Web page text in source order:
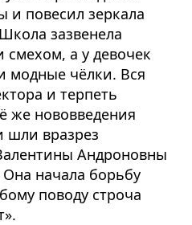
и повесил зеркала
зазвенела
смехом, а у девочек
модные чёлки. Вся
и терпеть
же нововведения
шли вразрез
Андроновны
начала борьбу
поводу строча